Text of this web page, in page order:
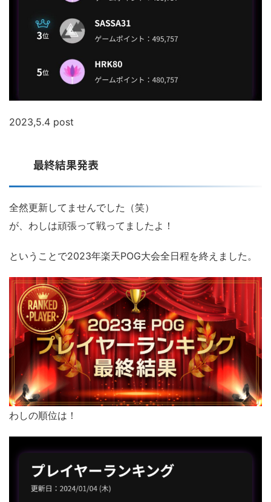
2023,5.4 post
最終結果発表
全然更新してませんでした（笑）
が、わしは頑張って戦ってましたよ！
ということで2023年楽天POG大会全日程を終えました。
わしの順位は！